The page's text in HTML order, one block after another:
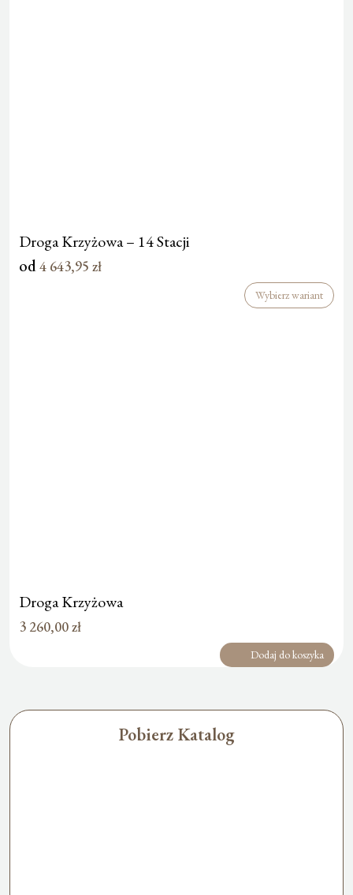
Droga Krzyżowa – 14 Stacji
od4 643,95 zł
Wybierz wariant
Droga Krzyżowa
3 260,00zł
Dodaj do koszyka
Pobierz Katalog